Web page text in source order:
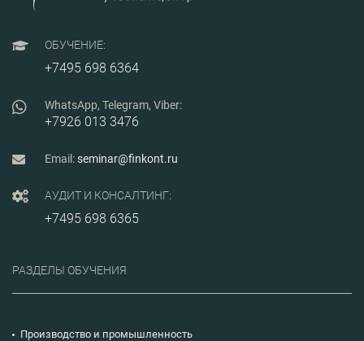
ОБУЧЕНИЕ:
+7495 698 6364
WhatsApp, Telegram, Viber:
+7926 013 3476
Email:seminar@finkont.ru
АУДИТ И КОНСАЛТИНГ:
+7495 698 6365
РАЗДЕЛЫ ОБУЧЕНИЯ
Производство и промышленность